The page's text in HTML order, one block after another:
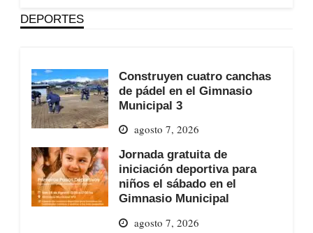
DEPORTES
Construyen cuatro canchas
de pádel en el Gimnasio
Municipal 3
agosto 7, 2026
Jornada gratuita de
iniciación deportiva para
niños el sábado en el
Gimnasio Municipal
agosto 7, 2026